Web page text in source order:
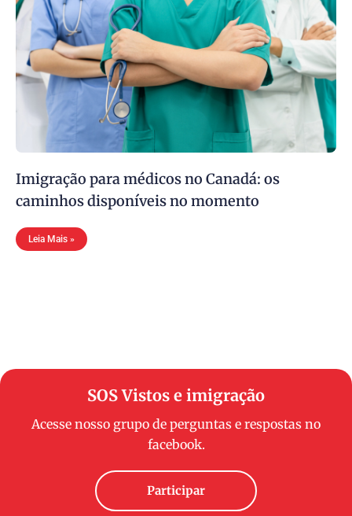
Imigração para médicos no Canadá: os
caminhos disponíveis no momento
Leia Mais »
SOS Vistos e imigração
Acesse nosso grupo de perguntas e respostas no
facebook.
Participar